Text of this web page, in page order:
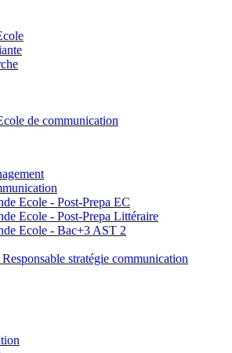
de communication
Ecole - Post-Prepa EC
Ecole - Post-Prepa Littéraire
Ecole - Bac+3 AST 2
stratégie communication